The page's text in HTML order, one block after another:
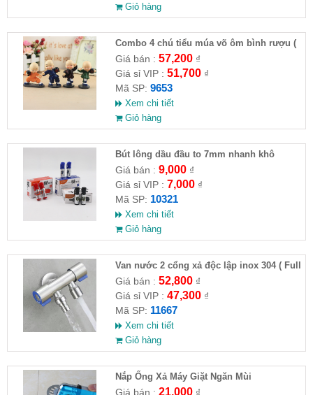
Giỏ hàng
Combo 4 chú tiểu múa võ ôm bình rượu (
HĐ )
Giá bán : 57,200₫
Giá sỉ VIP : 51,700₫
Mã SP: 9653
Xem chi tiết
Giỏ hàng
Bút lông dầu đầu to 7mm nhanh khô
Giá bán : 9,000₫
Giá sỉ VIP : 7,000₫
Mã SP: 10321
Xem chi tiết
Giỏ hàng
Van nước 2 cổng xả độc lập inox 304 ( Full
VAT )
Giá bán : 52,800₫
Giá sỉ VIP : 47,300₫
Mã SP: 11667
Xem chi tiết
Giỏ hàng
Nắp Ống Xả Máy Giặt Ngăn Mùi
Giá bán : 21,000₫